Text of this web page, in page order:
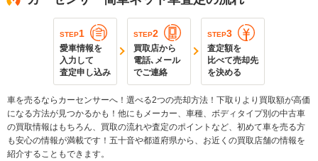
STEP1
愛車情報を
入力して
査定申し込み
STEP2
買取店から
電話､メール
でご連絡
STEP3
査定額を
比べて売却先
を決める
車を売るならカーセンサーへ！選べる2つの売却方法！下取りより買取額が高価
になる方法が見つかるかも！他にもメーカー、車種、ボディタイプ別の中古車
の買取情報はもちろん、買取の流れや査定のポイントなど、初めて車を売る方
も安心の情報が満載です！五十音や都道府県から、お近くの買取店舗の情報を
紹介することもできます。